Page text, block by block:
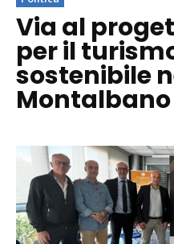
Via al
per il
sostenibile
Montalbano